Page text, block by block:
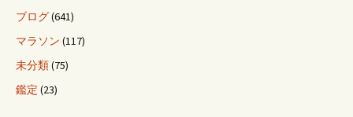
ブログ(641)
マラソン (117)
未分類(75)
鑑定 (23)